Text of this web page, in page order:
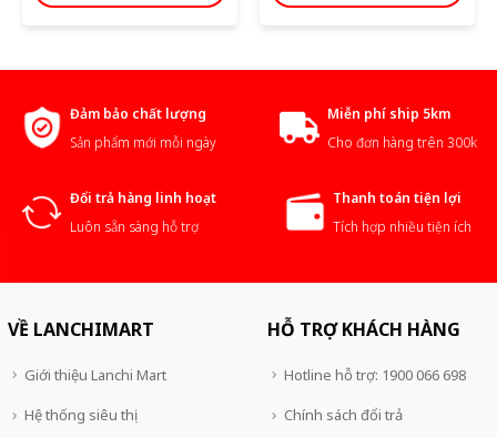
Đảm bảo chất lượng
Sản phẩm mới mỗi ngày
Miễn phí ship 5km
Cho đơn hàng trên 300k
Đổi trả hàng linh hoạt
Luôn sẵn sàng hỗ trợ
Thanh toán tiện lợi
Tích hợp nhiều tiện ích
VỀ LANCHIMART
Giới thiệu Lanchi Mart
Hệ thống siêu thị
HỖ TRỢ KHÁCH HÀNG
Hotline hỗ trợ: 1900 066 698
Chính sách đổi trả